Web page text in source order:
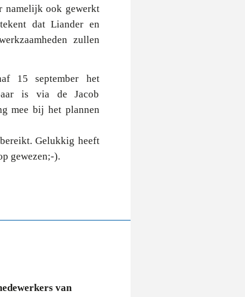
namelijk ook gewerkt
dat Liander en
zullen
15 september het
is via de Jacob
mee bij het plannen
Gelukkig heeft
gewezen;-).
van